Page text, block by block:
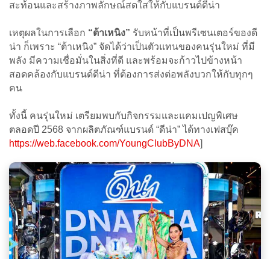
สะท้อนและสร้างภาพลักษณ์สดใสให้กับแบรนด์ดีน่า
เหตุผลในการเลือก “ต้าเหนิง” รับหน้าที่เป็นพรีเซนเตอร์ของดี
น่า ก็เพราะ “ต้าเหนิง” จัดได้ว่าเป็นตัวแทนของคนรุ่นใหม่ ที่มี
พลัง มีความเชื่อมั่นในสิ่งที่ดี และพร้อมจะก้าวไปข้างหน้า
สอดคล้องกับแบรนด์ดีน่า ที่ต้องการส่งต่อพลังบวกให้กับทุกๆ
คน
ทั้งนี้ คนรุ่นใหม่ เตรียมพบกับกิจกรรมและแคมเปญพิเศษ
ตลอดปี 2568 จากผลิตภัณฑ์แบรนด์ “ดีน่า” ได้ทางเฟสบุ๊ค
https://web.facebook.com/YoungClubByDNA]